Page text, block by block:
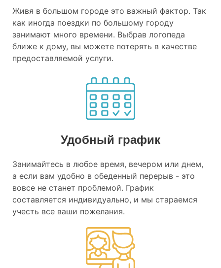
Живя в большом городе это важный фактор. Так
как иногда поездки по большому городу
занимают много времени. Выбрав логопеда
ближе к дому, вы можете потерять в качестве
предоставляемой услуги.
Удобный график
Занимайтесь в любое время, вечером или днем,
а если вам удобно в обеденный перерыв - это
вовсе не станет проблемой. График
составляется индивидуально, и мы стараемся
учесть все ваши пожелания.